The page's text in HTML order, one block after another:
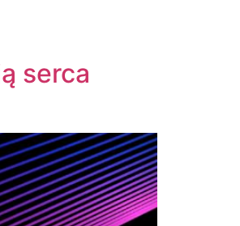
serca